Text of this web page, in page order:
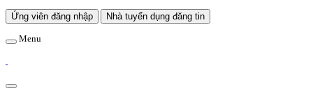
Ứng viên đăng nhập Nhà tuyển dụng đăng tin
Menu